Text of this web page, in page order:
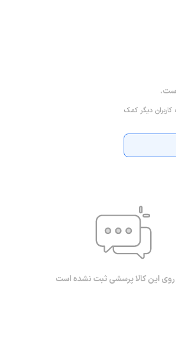
کاربران دیگر کمک
روی این کالا پرسشی ثبت نشده است